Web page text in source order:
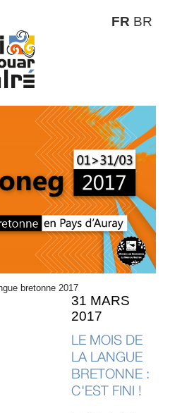
FR BR
bretonne 2017
31 MARS
2017
LE MOIS DE
LA LANGUE
BRETONNE :
C'EST FINI !